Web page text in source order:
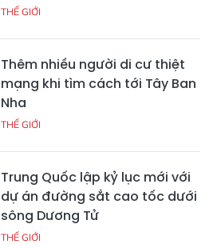
THẾ GIỚI
Thêm nhiều người di cư thiệt
mạng khi tìm cách tới Tây Ban
Nha
THẾ GIỚI
Trung Quốc lập kỷ lục mới với
dự án đường sắt cao tốc dưới
sông Dương Tử
THẾ GIỚI